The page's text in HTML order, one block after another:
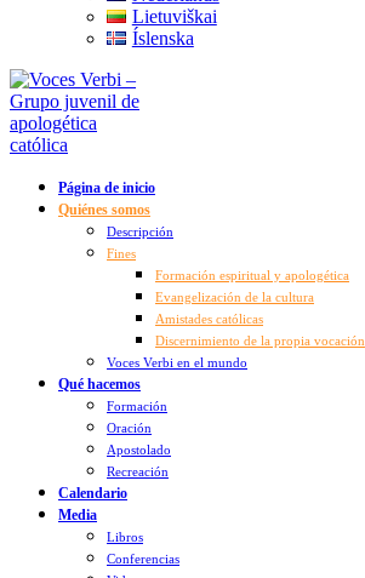
Lietuviškai
Íslenska
Página de inicio
Quiénes somos
Descripción
Fines
Formación espiritual y apologética
Evangelización de la cultura
Amistades católicas
Discernimiento de la propia vocación
Voces Verbi en el mundo
Qué hacemos
Formación
Oración
Apostolado
Recreación
Calendario
Media
Libros
Conferencias